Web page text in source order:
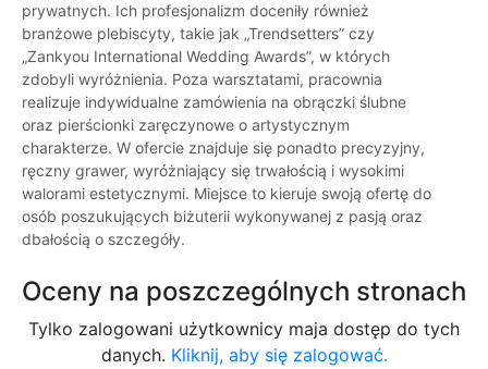
prywatnych. Ich profesjonalizm doceniły również
branżowe plebiscyty, takie jak „Trendsetters” czy
„Zankyou International Wedding Awards”, w których
zdobyli wyróżnienia. Poza warsztatami, pracownia
realizuje indywidualne zamówienia na obrączki ślubne
oraz pierścionki zaręczynowe o artystycznym
charakterze. W ofercie znajduje się ponadto precyzyjny,
ręczny grawer, wyróżniający się trwałością i wysokimi
walorami estetycznymi. Miejsce to kieruje swoją ofertę do
osób poszukujących biżuterii wykonywanej z pasją oraz
dbałością o szczegóły.
Oceny na poszczególnych stronach
Tylko zalogowani użytkownicy maja dostęp do tych
danych. Kliknij, aby się zalogować.